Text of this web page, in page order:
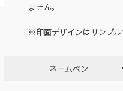
ません。
※印面デザインはサンプル
ネームペン